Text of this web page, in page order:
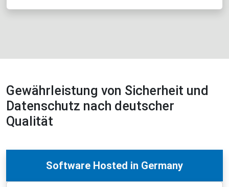
Gewährleistung von Sicherheit und
Datenschutz nach deutscher
Qualität
Software Hosted in Germany